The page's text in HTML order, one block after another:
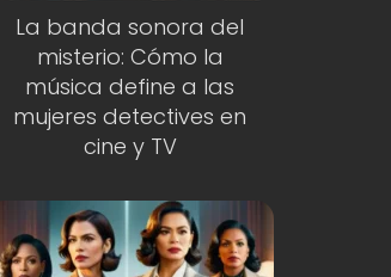
La banda sonora del
misterio: Cómo la
música define a las
mujeres detectives en
cine y TV